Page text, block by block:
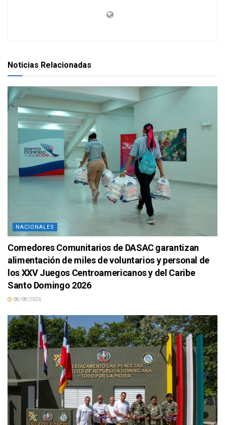
Noticias Relacionadas
NACIONALES
Comedores Comunitarios de DASAC garantizan
alimentación de miles de voluntarios y personal de
los XXV Juegos Centroamericanos y del Caribe
Santo Domingo 2026
08/08/2026